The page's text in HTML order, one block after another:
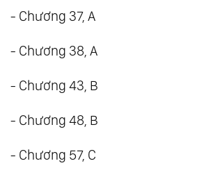
- Chương 37, A
- Chương 38, A
- Chương 43, B
- Chương 48, B
- Chương 57, C